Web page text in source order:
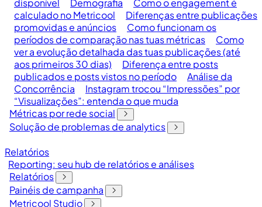
disponível
Demografia
Como o engagement é
calculado no Metricool
Diferenças entre publicações
promovidas e anúncios
Como funcionam os
períodos de comparação nas tuas métricas
Como
ver a evolução detalhada das tuas publicações (até
aos primeiros 30 dias)
Diferença entre posts
publicados e posts vistos no período
Análise da
Concorrência
Instagram trocou “Impressões” por
“Visualizações”: entenda o que muda
Métricas por rede social
Solução de problemas de analytics
Relatórios
Reporting: seu hub de relatórios e análises
Relatórios
Painéis de campanha
Metricool Studio